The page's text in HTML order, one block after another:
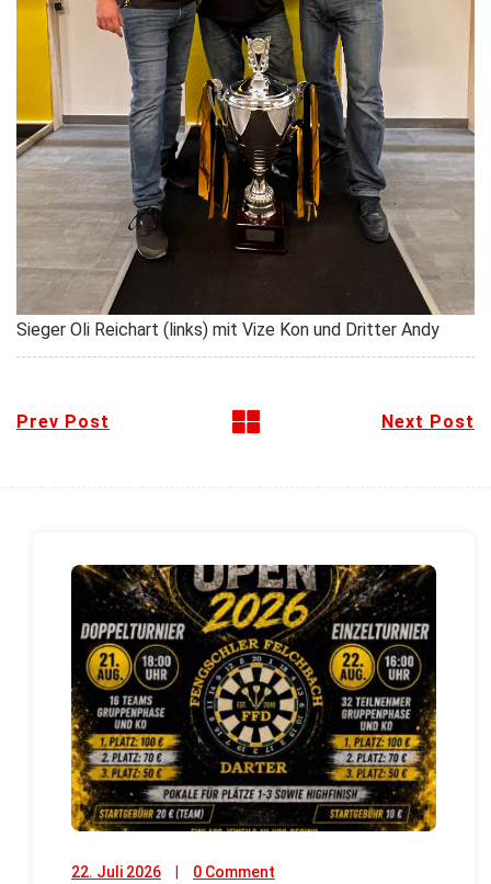
Sieger Oli Reichart (links) mit Vize Kon und Dritter Andy
Prev Post Next Post
22. Juli 2026 0 Comment